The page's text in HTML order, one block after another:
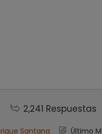
2,241 Respuestas
Santana Último